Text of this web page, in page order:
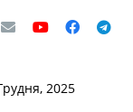
2025